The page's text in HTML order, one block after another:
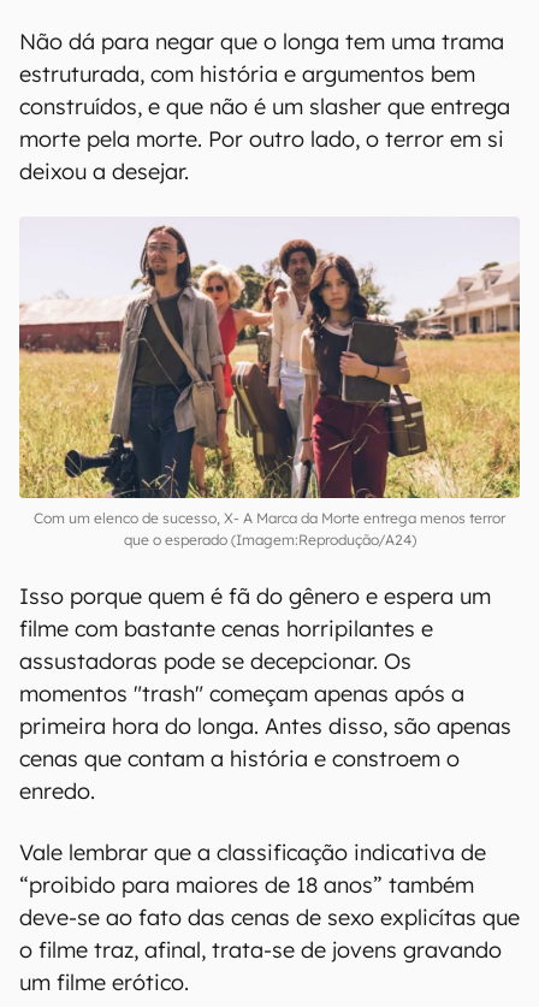
Não dá para negar que o longa tem uma trama
estruturada, com história e argumentos bem
construídos, e que não é um slasher que entrega
morte pela morte. Por outro lado, o terror em si
deixou a desejar.
Com um elenco de sucesso, X- A Marca da Morte entrega menos terror
que o esperado (Imagem:Reprodução/A24)
Isso porque quem é fã do gênero e espera um
filme com bastante cenas horripilantes e
assustadoras pode se decepcionar. Os
momentos "trash" começam apenas após a
primeira hora do longa. Antes disso, são apenas
cenas que contam a história e constroem o
enredo.
Vale lembrar que a classificação indicativa de
“proibido para maiores de 18 anos” também
deve-se ao fato das cenas de sexo explicítas que
o filme traz, afinal, trata-se de jovens gravando
um filme erótico.